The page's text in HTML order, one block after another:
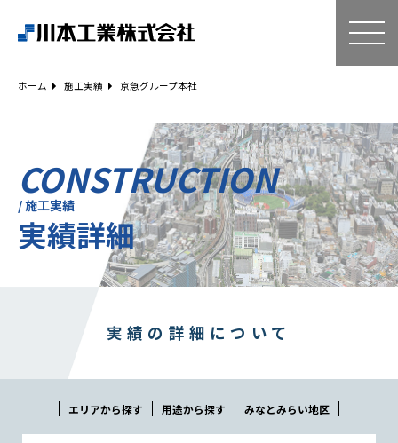
空気調和設備工事
リニューアル
建築工事
設備工事
会社概要
ホーム 施工実績 京急グループ本社
CONSTRUCTION
/ 施工実績
実績詳細
実績の詳細について
エリアから探す 用途から探す みなとみらい地区